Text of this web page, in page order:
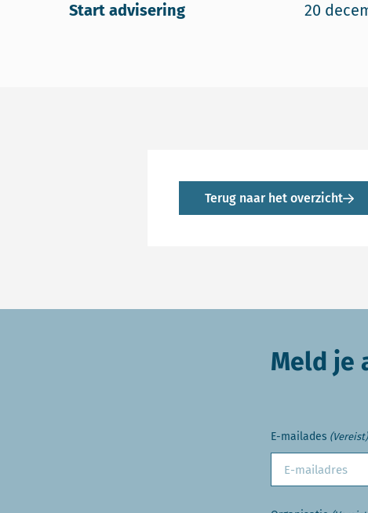
Start advisering 20
Terug naar het overzicht
Meld je
E-mailades (Vereist)